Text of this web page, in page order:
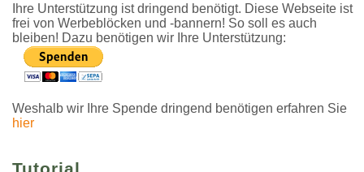
Ihre Unterstützung ist dringend benötigt. Diese Webseite ist
frei von Werbeblöcken und -bannern! So soll es auch
bleiben! Dazu benötigen wir Ihre Unterstützung:
Weshalb wir Ihre Spende dringend benötigen erfahren Sie
hier